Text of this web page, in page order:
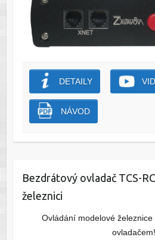
DETAILY
NÁVOD
Bezdrátový ovladač TCS-
železnici
Ovládání modelové
ovladačem!